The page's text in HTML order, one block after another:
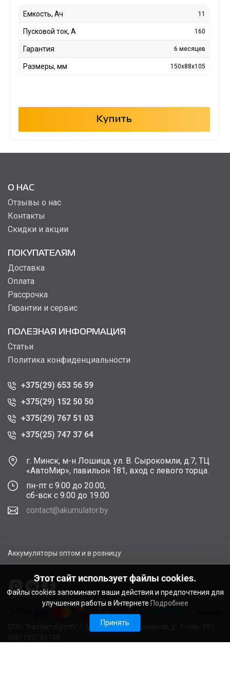
Емкость, Ач 11
Пусковой ток, А 160
Гарантия 6 месяцев
Размеры, мм 150x88x105
Купить
О НАС
Отзывы о нас
Контакты
Скидки и акции
ПОКУПАТЕЛЯМ
Доставка
Оплата
Рассрочка
Гарантии и сервис
ПОЛЕЗНАЯ ИНФОРМАЦИЯ
Статьи
Политика конфиденциальности
+375(29) 653 56 59
+375(29) 152 50 50
+375(29) 767 51 03
+375(25) 747 37 64
г. Минск, м-н Лошица, ул. В. Сырокомли, д.7, ТЦ
«АвтоМир», павильон 181, вход с левого торца.
пн-пт с 9.00 до 20.00,
сб-вск с 9.00 до 19.00
contact@akumulator.by
Аккумуляторы оптом и в розницу
ООО "БатАвтоГрупп" г. Минск, ул. В. Сырокомли, д. 7, пом. 181
Этот сайт использует файлы cookies.
Файлы cookies запоминают ваши действия и предпочтения для
улучшения работы в Интернете Подробнее
Принять